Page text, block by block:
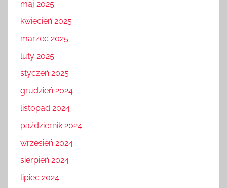
maj 2025
kwiecień 2025
marzec 2025
luty 2025
styczeń 2025
grudzień 2024
listopad 2024
październik 2024
wrzesień 2024
sierpień 2024
lipiec 2024